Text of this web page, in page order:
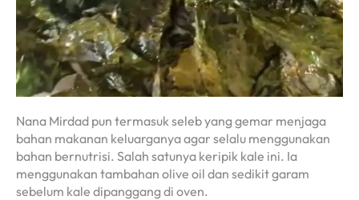
Nana Mirdad pun termasuk seleb yang gemar menjaga
bahan makanan keluarganya agar selalu menggunakan
bahan bernutrisi. Salah satunya keripik kale ini. Ia
menggunakan tambahan olive oil dan sedikit garam
sebelum kale dipanggang di oven.